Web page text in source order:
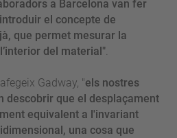
a Barcelona van fer
el concepte de
que permet mesurar la
del material".
Gadway, "els nostres
descobrir que el desplaçament
equivalent a l'invariant
una cosa que